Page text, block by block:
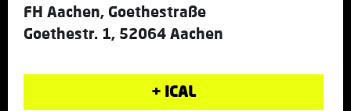
FH Aachen, Goethestraße
Goethestr. 1, 52064 Aachen
+ ICAL